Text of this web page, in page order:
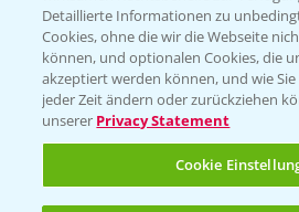
Folgen Sie
Detaillierte Informationen zu
Cookies, ohne die wir die Webseite
können, und optionalen Cookies, die
akzeptiert werden können, und wie
jeder Zeit ändern oder zurückziehen
unserer Privacy Statement
Cookie